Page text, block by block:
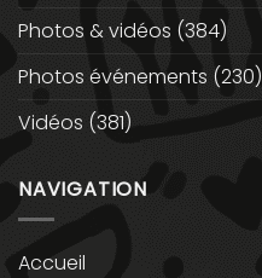
Photos & vidéos (384)
Photos événements (230)
Vidéos (381)
NAVIGATION
Accueil